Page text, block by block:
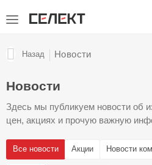
Назад Новости
Новости
Здесь мы публикуем новости об
цен, акциях и прочую важную
Все новости Акции Новости